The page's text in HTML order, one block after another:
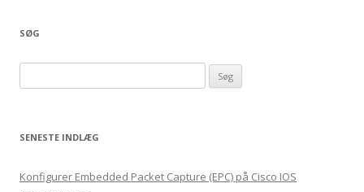
SØG
efter:
SENESTE INDLÆG
Konfigurer Embedded Packet Capture (EPC) på Cisco IOS